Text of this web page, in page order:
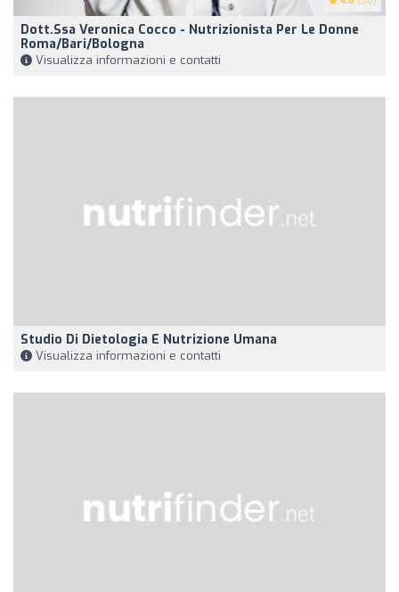
Dott.ssa Veronica Cocco - Nutrizionista Per Le Donne
Roma/Bari/Bologna
Visualizza informazioni e contatti
Studio Di Dietologia E Nutrizione Umana
Visualizza informazioni e contatti